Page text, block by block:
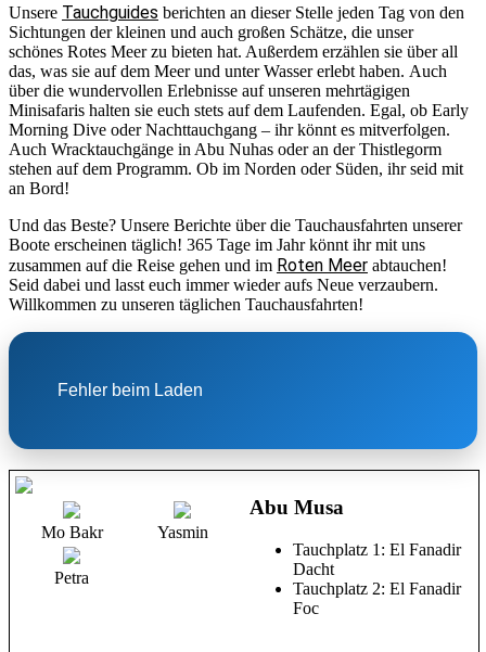
Unsere Tauchguides berichten an dieser Stelle jeden Tag von den
Sichtungen der kleinen und auch großen Schätze, die unser
schönes Rotes Meer zu bieten hat. Außerdem erzählen sie über all
das, was sie auf dem Meer und unter Wasser erlebt haben. Auch
über die wundervollen Erlebnisse auf unseren mehrtägigen
Minisafaris halten sie euch stets auf dem Laufenden. Egal, ob Early
Morning Dive oder Nachttauchgang – ihr könnt es mitverfolgen.
Auch Wracktauchgänge in Abu Nuhas oder an der Thistlegorm
stehen auf dem Programm. Ob im Norden oder Süden, ihr seid mit
an Bord!
Und das Beste? Unsere Berichte über die Tauchausfahrten unserer
Boote erscheinen täglich! 365 Tage im Jahr könnt ihr mit uns
zusammen auf die Reise gehen und im Roten Meer abtauchen!
Seid dabei und lasst euch immer wieder aufs Neue verzaubern.
Willkommen zu unseren täglichen Tauchausfahrten!
Fehler beim Laden
Mo Bakr Yasmin
Petra
Abu Musa
Tauchplatz 1: El Fanadir
Dacht
Tauchplatz 2: El Fanadir
Foc